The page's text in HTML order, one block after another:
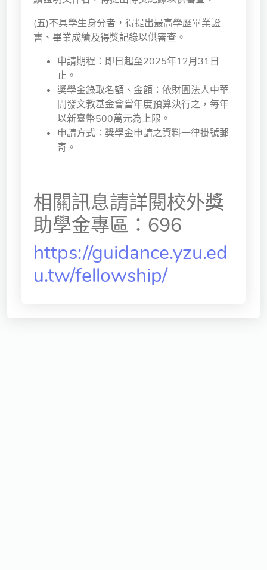
(五)不具學生身分者，得提出最高學歷畢業證
書、畢業成績及得獎記錄以供審查。
申請期程：即日起至2025年12月31日
止。
獎學金錄取名額、金額：依財團法人中華
開發文教基金會當年度預算決行之，每年
以新臺幣500萬元為上限。
申請方式：獎學金申請之資料一律掛號郵
寄。
相關訊息請詳閱校外獎
助學金專區：696
https://guidance.yzu.ed
u.tw/fellowship/